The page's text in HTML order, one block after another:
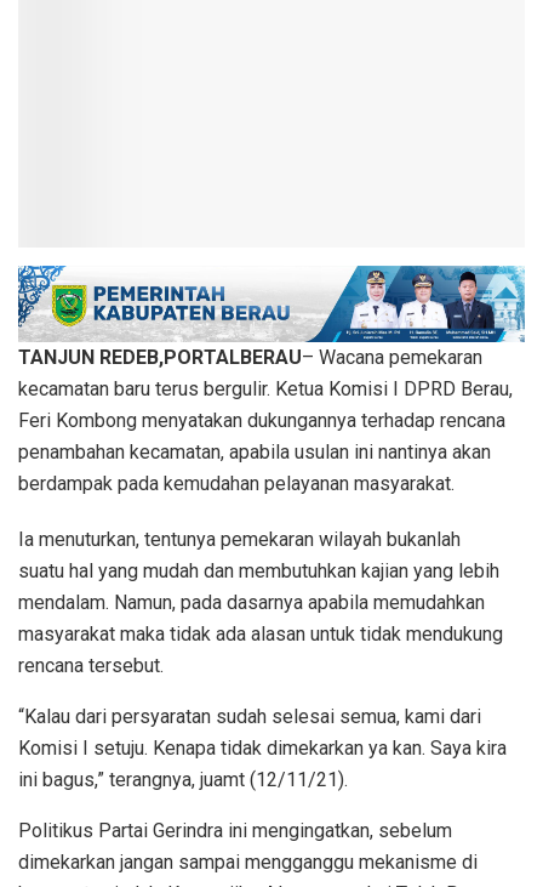
TANJUN REDEB,PORTALBERAU– Wacana pemekaran
kecamatan baru terus bergulir. Ketua Komisi I DPRD Berau,
Feri Kombong menyatakan dukungannya terhadap rencana
penambahan kecamatan, apabila usulan ini nantinya akan
berdampak pada kemudahan pelayanan masyarakat.
Ia menuturkan, tentunya pemekaran wilayah bukanlah
suatu hal yang mudah dan membutuhkan kajian yang lebih
mendalam. Namun, pada dasarnya apabila memudahkan
masyarakat maka tidak ada alasan untuk tidak mendukung
rencana tersebut.
“Kalau dari persyaratan sudah selesai semua, kami dari
Komisi I setuju. Kenapa tidak dimekarkan ya kan. Saya kira
ini bagus,” terangnya, juamt (12/11/21).
Politikus Partai Gerindra ini mengingatkan, sebelum
dimekarkan jangan sampai mengganggu mekanisme di